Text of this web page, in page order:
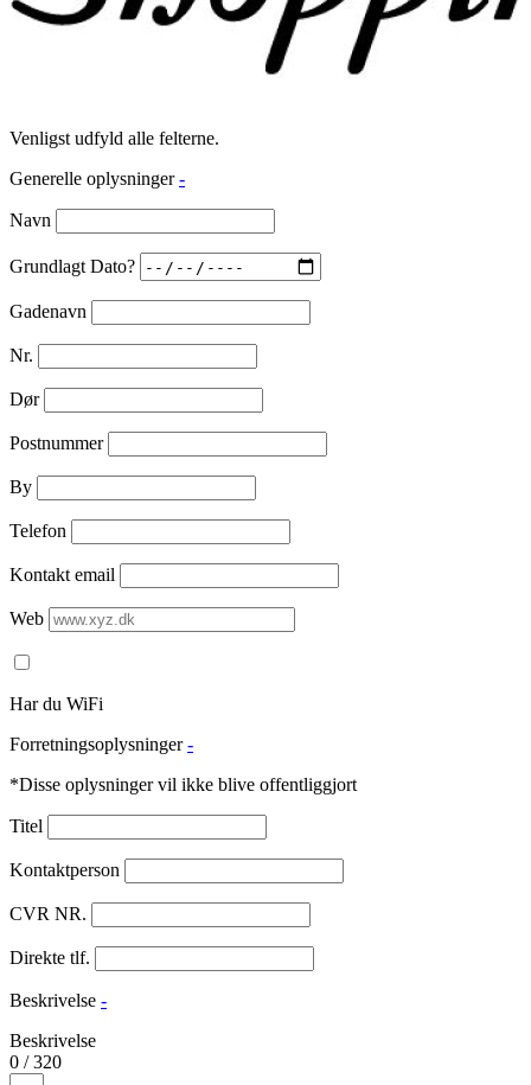
Venligst udfyld alle felterne.
Generelle oplysninger -
Navn
Grundlagt Dato?
Gadenavn
Nr.
Dør
Postnummer
By
Telefon
Kontakt email
Web
Har du WiFi
Forretningsoplysninger -
*Disse oplysninger vil ikke blive offentliggjort
Titel
Kontaktperson
CVR NR.
Direkte tlf.
Beskrivelse -
Beskrivelse
0 /320